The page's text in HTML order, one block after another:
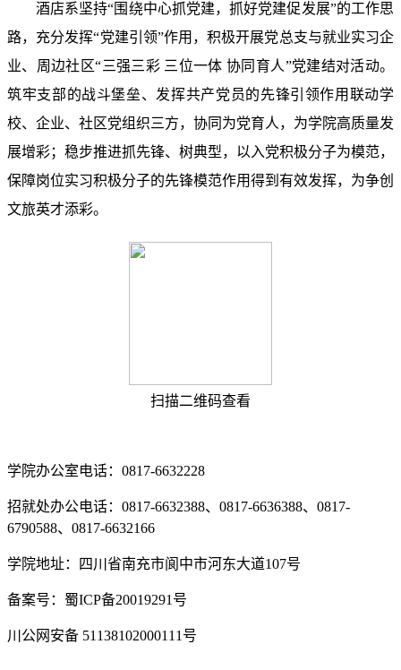
酒店系坚持“围绕中心抓党建，抓好党建促发展”的工作思
路， 充分发挥“党建引领”作用，积极开展党总支与就业实习企
业、周边社区“三强三彩 三位一体 协同育人”党建结对活动。
筑牢支部的战斗堡垒、发挥共产党员的先锋引领作用联动学
校、企业、社区党组织三方，协同为党育人，为学院高质量发
展增彩；稳步推进抓先锋、树典型，以入党积极分子为模范，
保障岗位实习积极分子的先锋模范作用得到有效发挥，为争创
文旅英才添彩。
扫描二维码查看
学院办公室电话：0817-6632228
招就处办公电话：0817-6632388、0817-6636388、0817-
6790588、0817-6632166
学院地址：四川省南充市阆中市河东大道107号
备案号：蜀ICP备20019291号
川公网安备 51138102000111号